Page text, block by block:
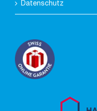
Datenschutz